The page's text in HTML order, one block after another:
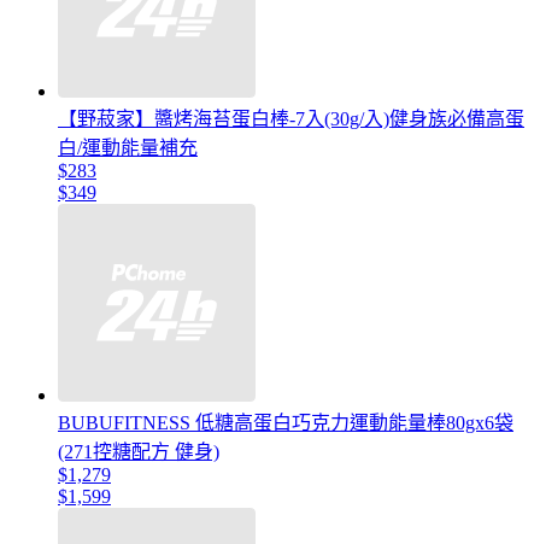
【野菽家】醬烤海苔蛋白棒-7入(30g/入)健身族必備高蛋
白/運動能量補充
$283
$349
BUBUFITNESS 低糖高蛋白巧克力運動能量棒80gx6袋
(271控糖配方 健身)
$1,279
$1,599